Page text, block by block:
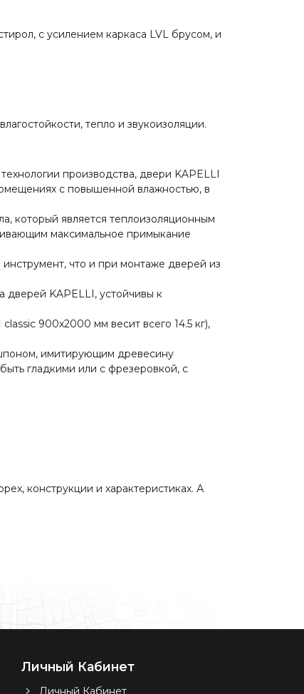
с усилением каркаса LVL брусом, и
тепло и звукоизоляции.
производства, двери KAPELLI
с повышенной влажностью, в
который является теплоизоляционным
максимальное примыкание
что и при монтаже дверей из
дверей KAPELLI, устойчивы к
900х2000 мм весит всего 14.5 кг),
имитирующим древесину
гладкими или с фрезеровкой, с
конструкции и характеристиках. А
Личный Кабинет
Личный Кабинет